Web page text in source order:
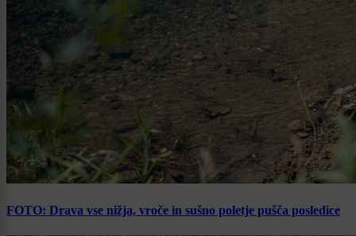
FOTO: Drava vse nižja, vroče in sušno poletje pušča posledice